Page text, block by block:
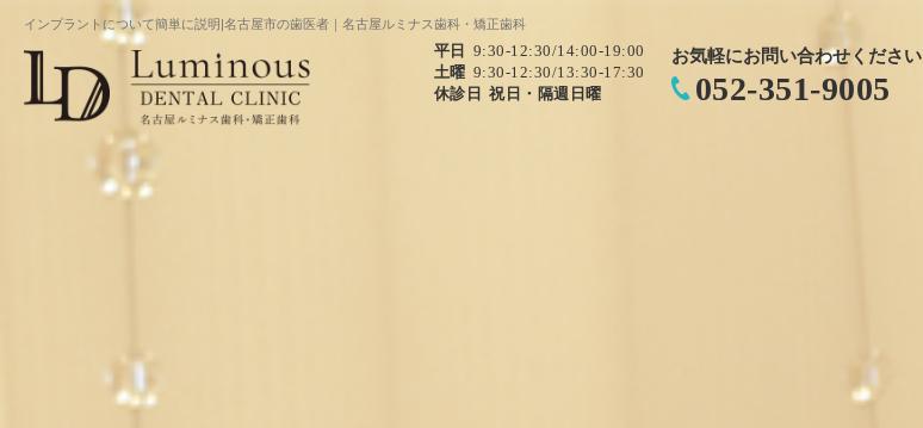
インプラントについて簡単に説明|名古屋市の歯医者｜名古屋ルミナス歯科・矯正歯科
平日
9:30-12:30/14:00-19:00
土曜 9:30-12:30/13:30-17:30
休診日
祝日・隔週日曜
お気軽にお問い合わせください
052-351-9005